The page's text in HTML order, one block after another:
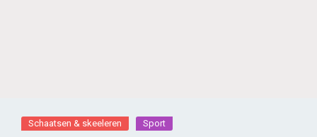
Schaatsen & skeeleren Sport